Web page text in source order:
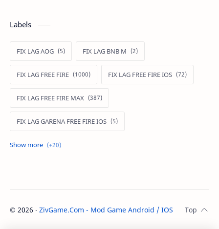
Labels
FIX LAG AOG FIX LAG BNB M
FIX LAG FREE FIRE FIX LAG FREE FIRE IOS
FIX LAG FREE FIRE MAX
FIX LAG GARENA FREE FIRE IOS
FIX LAG LIÊN QUÂN MOBILE
MOD APK FREE FIRE MOD DATA FREE FIRE
MOD DATA PUBG MOD FREE FIRE
© 2026 ‧ ZivGame.Com - Mod Game Android / IOS . All rights